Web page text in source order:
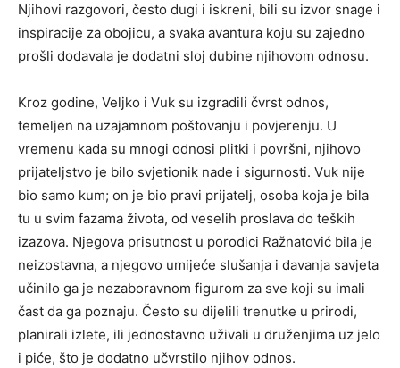
Njihovi razgovori, često dugi i iskreni, bili su izvor snage i
inspiracije za obojicu, a svaka avantura koju su zajedno
prošli dodavala je dodatni sloj dubine njihovom odnosu.
Kroz godine, Veljko i Vuk su izgradili čvrst odnos,
temeljen na uzajamnom poštovanju i povjerenju. U
vremenu kada su mnogi odnosi plitki i površni, njihovo
prijateljstvo je bilo svjetionik nade i sigurnosti. Vuk nije
bio samo kum; on je bio pravi prijatelj, osoba koja je bila
tu u svim fazama života, od veselih proslava do teških
izazova. Njegova prisutnost u porodici Ražnatović bila je
neizostavna, a njegovo umijeće slušanja i davanja savjeta
učinilo ga je nezaboravnom figurom za sve koji su imali
čast da ga poznaju. Često su dijelili trenutke u prirodi,
planirali izlete, ili jednostavno uživali u druženjima uz jelo
i piće, što je dodatno učvrstilo njihov odnos.